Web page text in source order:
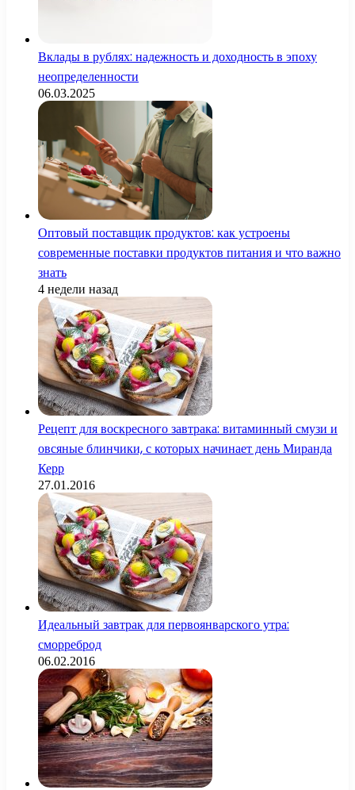
Вклады в рублях: надежность и доходность в эпоху
неопределенности
06.03.2025
Оптовый поставщик продуктов: как устроены
современные поставки продуктов питания и что важно
знать
4 недели назад
Рецепт для воскресного завтрака: витаминный смузи и
овсяные блинчики, с которых начинает день Миранда
Керр
27.01.2016
Идеальный завтрак для первоянварского утра:
сморреброд
06.02.2016